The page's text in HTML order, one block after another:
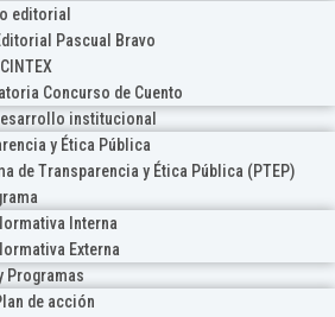
editorial
Pascual Bravo
Concurso de Cuento
institucional
y Ética Pública
de Transparencia y Ética Pública (PTEP)
Interna
Externa
Programas
de acción